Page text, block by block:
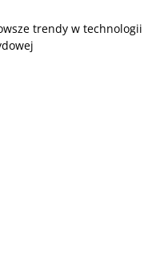
trendy w technologii